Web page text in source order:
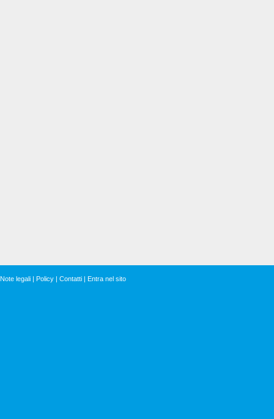
Note legali Policy Contatti Entra nel sito